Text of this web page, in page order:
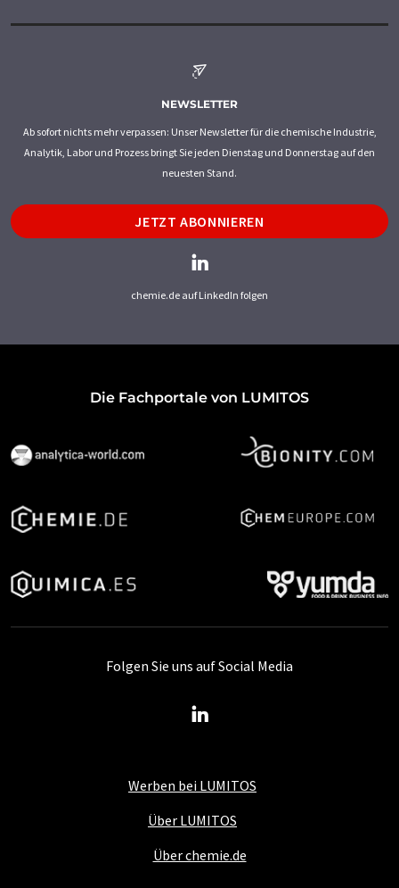
NEWSLETTER
Ab sofort nichts mehr verpassen: Unser Newsletter für die chemische Industrie,
Analytik, Labor und Prozess bringt Sie jeden Dienstag und Donnerstag auf den
neuesten Stand.
JETZT ABONNIEREN
chemie.de auf LinkedIn folgen
Die Fachportale von LUMITOS
Werben bei LUMITOS
Über LUMITOS
Über chemie.de
Folgen Sie uns auf Social Media